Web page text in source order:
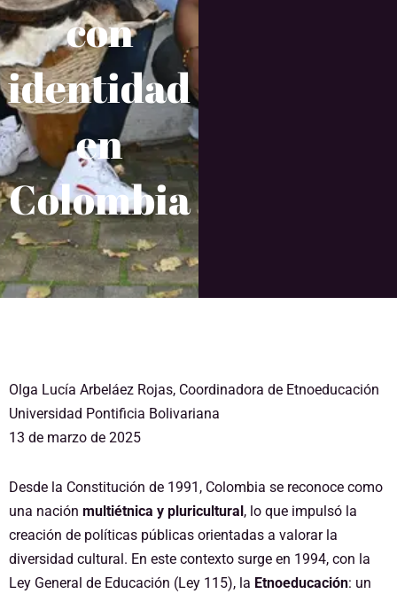
con
identidad
en
Colombia
Olga Lucía Arbeláez Rojas, Coordinadora de Etnoeducación
Universidad Pontificia Bolivariana
13 de marzo de 2025
Desde la Constitución de 1991, Colombia se reconoce como
una nación multiétnica y pluricultural, lo que impulsó la
creación de políticas públicas orientadas a valorar la
diversidad cultural. En este contexto surge en 1994, con la
Ley General de Educación (Ley 115), la Etnoeducación: un